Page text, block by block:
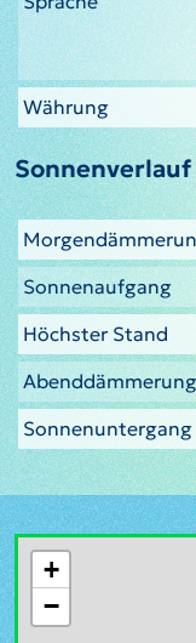
Währung
Sonnenverlauf
Sonnenaufgang
Höchster Stand
Abenddämmerung
Sonnenuntergang
+
−